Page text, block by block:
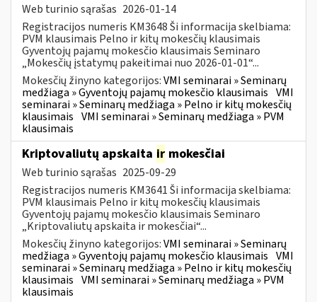
Web turinio sąrašas 2026-01-14
Registracijos numeris KM3648 Ši informacija skelbiama:
PVM klausimais Pelno ir kitų mokesčių klausimais
Gyventojų pajamų mokesčio klausimais Seminaro
„Mokesčių įstatymų pakeitimai nuo 2026-01-01“...
Mokesčių žinyno kategorijos:VMI seminarai » Seminarų
medžiaga » Gyventojų pajamų mokesčio klausimais VMI
seminarai » Seminarų medžiaga » Pelno ir kitų mokesčių
klausimais VMI seminarai » Seminarų medžiaga » PVM
klausimais
Kriptovaliutų apskaita ir mokesčiai
Web turinio sąrašas 2025-09-29
Registracijos numeris KM3641 Ši informacija skelbiama:
PVM klausimais Pelno ir kitų mokesčių klausimais
Gyventojų pajamų mokesčio klausimais Seminaro
„Kriptovaliutų apskaita ir mokesčiai“...
Mokesčių žinyno kategorijos:VMI seminarai » Seminarų
medžiaga » Gyventojų pajamų mokesčio klausimais VMI
seminarai » Seminarų medžiaga » Pelno ir kitų mokesčių
klausimais VMI seminarai » Seminarų medžiaga » PVM
klausimais